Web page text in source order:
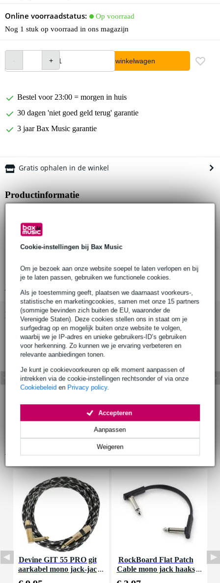
Cookie-instellingen bij Bax Music
Om je bezoek aan onze website soepel te laten verlopen en bij
je te laten passen, gebruiken we functionele cookies.
Als je toestemming geeft, plaatsen we daarnaast voorkeurs-,
statistische en marketingcookies, samen met onze 15 partners
(sommige bevinden zich buiten de EU, waaronder de
Verenigde Staten). Deze cookies stellen ons in staat om je
surfgedrag op en mogelijk buiten onze website te volgen,
waarbij we je IP-adres en unieke gebruikers-ID’s gebruiken
voor herkenning. Zo kunnen we je ervaring verbeteren en
relevante aanbiedingen tonen.
Je kunt je cookievoorkeuren op elk moment aanpassen of
intrekken via de cookie-instellingen rechtsonder of via onze
Cookiebeleid en Privacy policy.
Weigeren
Aanpassen
Accepteren
Online voorraadstatus:
Op voorraad
Nog 1 stuk op voorraad in ons magazijn
In winkelwagen
Bestel voor 23:00 = morgen in huis
30 dagen 'niet goed geld terug' garantie
3 jaar Bax Music garantie
Gratis ophalen in de winkel
Productinformatie
delay en chorus effectpedaal voor akoestische gitaar
vijf effecten:
chorus
echo
Bekijk ook eens (1)
Devine GIT 55 PRO git
aarkabel mono jack-jac
RockBoard Flat Patch
Cable mono jack haaks